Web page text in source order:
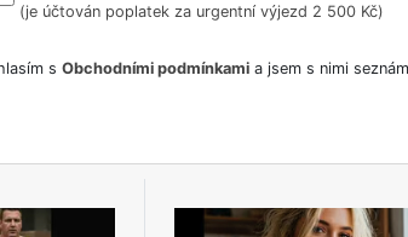
(je účtován poplatek za urgentní výjezd 2 500 Kč)
s Obchodními podmínkamia jsem s nimi